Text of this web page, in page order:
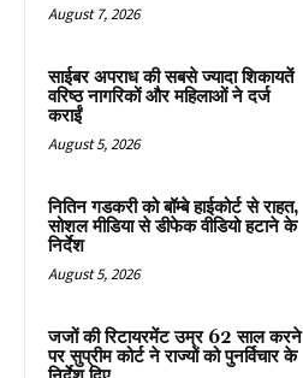
August 7, 2026
साईबर अपराध की सबसे ज्यादा शिकायतें
वरिष्ठ नागरिकों और महिलाओं ने दर्ज
कराईं
August 5, 2026
नितिन गडकरी को बॉम्बे हाईकोर्ट से राहत,
सोशल मीडिया से डीफेक वीडियो हटाने के
निर्देश
August 5, 2026
जजों की रिटायरमेंट उम्र 62 साल करने
पर सुप्रीम कोर्ट ने राज्यों को पुनर्विचार के